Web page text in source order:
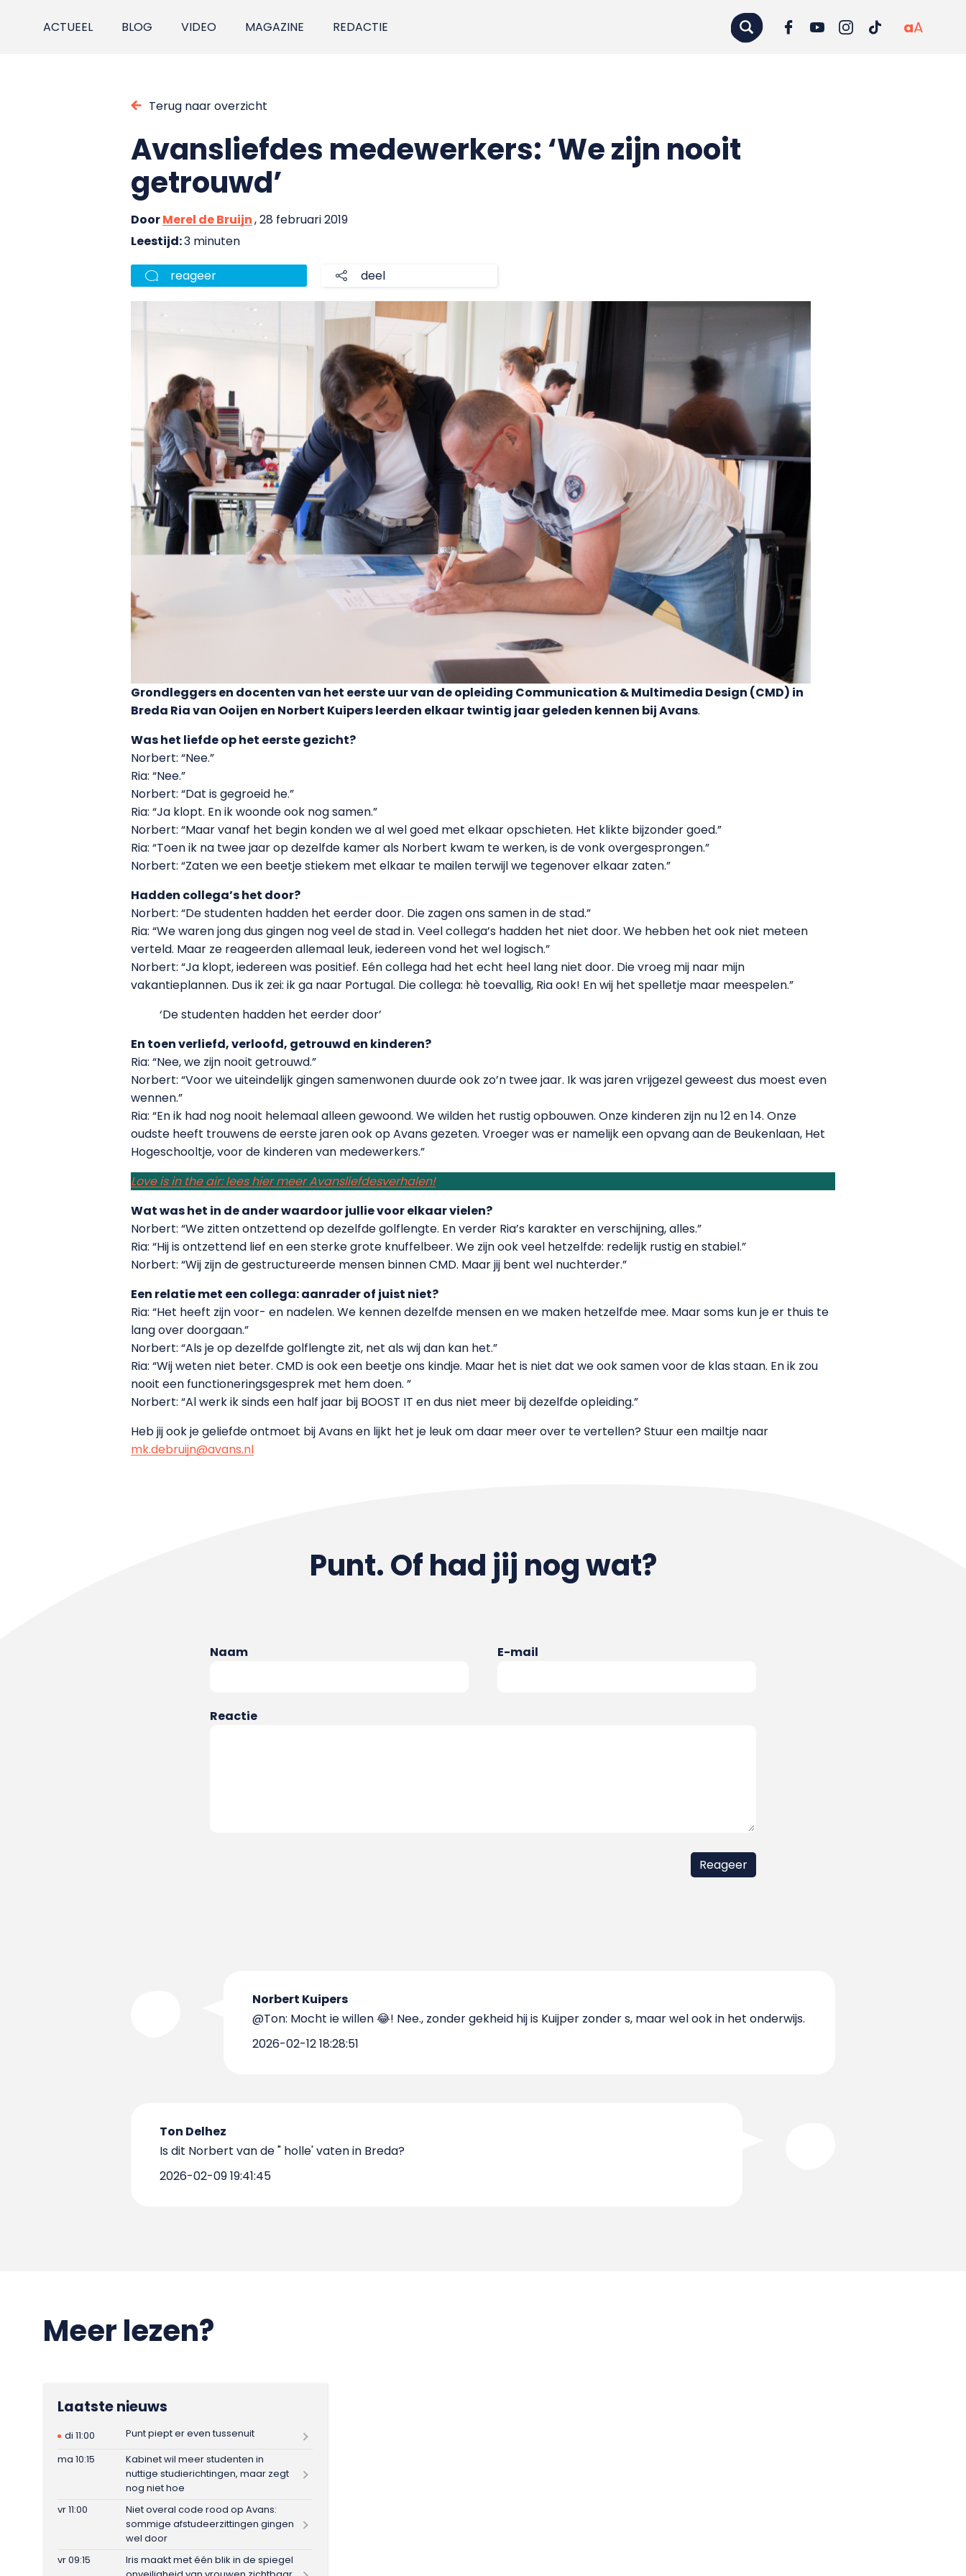
ACTUEEL BLOG VIDEO MAGAZINE REDACTIE aA
Terug naar overzicht
Avansliefdes medewerkers: ‘We zijn nooit
getrouwd’
DoorMerel de Bruijn, 28 februari 2019
Leestijd:3 minuten
reageer deel
Grondleggers en docenten van het eerste uur van de opleiding Communication & Multimedia Design (CMD) in
Breda Ria van Ooijen en Norbert Kuipers leerden elkaar twintig jaar geleden kennen bij Avans.
Was het liefde op het eerste gezicht?
Norbert: “Nee.”
Ria: “Nee.”
Norbert: “Dat is gegroeid he.”
Ria: “Ja klopt. En ik woonde ook nog samen.”
Norbert: “Maar vanaf het begin konden we al wel goed met elkaar opschieten. Het klikte bijzonder goed.”
Ria: “Toen ik na twee jaar op dezelfde kamer als Norbert kwam te werken, is de vonk overgesprongen.”
Norbert: “Zaten we een beetje stiekem met elkaar te mailen terwijl we tegenover elkaar zaten.”
Hadden collega’s het door?
Norbert: “De studenten hadden het eerder door. Die zagen ons samen in de stad.”
Ria: “We waren jong dus gingen nog veel de stad in. Veel collega’s hadden het niet door. We hebben het ook niet meteen
verteld. Maar ze reageerden allemaal leuk, iedereen vond het wel logisch.”
Norbert: “Ja klopt, iedereen was positief. Eén collega had het echt heel lang niet door. Die vroeg mij naar mijn
vakantieplannen. Dus ik zei: ik ga naar Portugal. Die collega: hè toevallig, Ria ook! En wij het spelletje maar meespelen.”
‘De studenten hadden het eerder door’
En toen verliefd, verloofd, getrouwd en kinderen?
Ria: “Nee, we zijn nooit getrouwd.”
Norbert: “Voor we uiteindelijk gingen samenwonen duurde ook zo’n twee jaar. Ik was jaren vrijgezel geweest dus moest even
wennen.”
Ria: “En ik had nog nooit helemaal alleen gewoond. We wilden het rustig opbouwen. Onze kinderen zijn nu 12 en 14. Onze
oudste heeft trouwens de eerste jaren ook op Avans gezeten. Vroeger was er namelijk een opvang aan de Beukenlaan, Het
Hogeschooltje, voor de kinderen van medewerkers.”
Love is in the air: lees hier meer Avansliefdesverhalen!
Wat was het in de ander waardoor jullie voor elkaar vielen?
Norbert: “We zitten ontzettend op dezelfde golflengte. En verder Ria’s karakter en verschijning, alles.”
Ria: “Hij is ontzettend lief en een sterke grote knuffelbeer. We zijn ook veel hetzelfde: redelijk rustig en stabiel.”
Norbert: “Wij zijn de gestructureerde mensen binnen CMD. Maar jij bent wel nuchterder.”
Een relatie met een collega: aanrader of juist niet?
Ria: “Het heeft zijn voor- en nadelen. We kennen dezelfde mensen en we maken hetzelfde mee. Maar soms kun je er thuis te
lang over doorgaan.”
Norbert: “Als je op dezelfde golflengte zit, net als wij dan kan het.”
Ria: “Wij weten niet beter. CMD is ook een beetje ons kindje. Maar het is niet dat we ook samen voor de klas staan. En ik zou
nooit een functioneringsgesprek met hem doen. ”
Norbert: “Al werk ik sinds een half jaar bij BOOST IT en dus niet meer bij dezelfde opleiding.”
Heb jij ook je geliefde ontmoet bij Avans en lijkt het je leuk om daar meer over te vertellen? Stuur een mailtje naar
mk.debruijn@avans.nl
Punt. Of had jij nog wat?
Naam E-mail
Reactie
Norbert Kuipers
@Ton: Mocht ie willen 😂! Nee., zonder gekheid hij is Kuijper zonder s, maar wel ook in het onderwijs.
2026-02-12 18:28:51
Ton Delhez
Is dit Norbert van de " holle' vaten in Breda?
2026-02-09 19:41:45
Meer lezen?
Laatste nieuws
di 11:00
Punt piept er even tussenuit
ma 10:15
Kabinet wil meer studenten in
nuttige studierichtingen, maar zegt
nog niet hoe
vr 11:00
Niet overal code rood op Avans:
sommige afstudeerzittingen gingen
wel door
vr 09:15
Iris maakt met één blik in de spiegel